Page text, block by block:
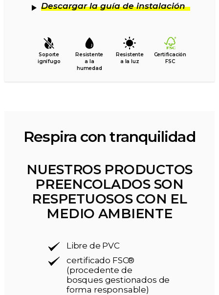
Descargar la guía de instalación
Soporte
ignífugo
Resistente
a la
humedad
Resistente
a la luz
Certificación
FSC
Respira con tranquilidad
NUESTROS PRODUCTOS
PREENCOLADOS SON
RESPETUOSOS CON EL
MEDIO AMBIENTE
Libre de PVC
certificado FSC®
(procedente de
bosques gestionados de
forma responsable)